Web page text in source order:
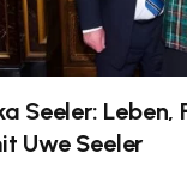
Seeler: Leben,
Uwe Seeler